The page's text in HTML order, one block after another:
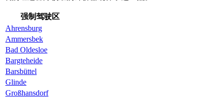
强制驾驶区
Ahrensburg
Ammersbek
Bad Oldesloe
Bargteheide
Barsbüttel
Glinde
Großhansdorf